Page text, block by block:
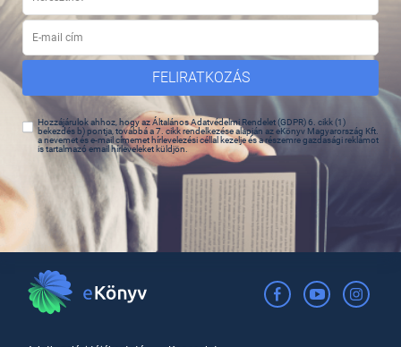
FELIRATKOZÁS
Hozzájárulok ahhoz, hogy az Általános Adatvédelmi Rendelet (GDPR) 6. cikk (1)
bekezdés b) pontja, továbbá a 7. cikk rendelkezése alapján az eKönyv Magyarország Kft.
a nevemet és e-mail címemet hírlevelezési céllal kezelje és a részemre gazdasági reklámot
is tartalmazó email hírleveleket küldjön.